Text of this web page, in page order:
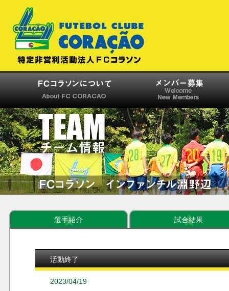
選手紹介 試合結果
活動終了
2023/04/19